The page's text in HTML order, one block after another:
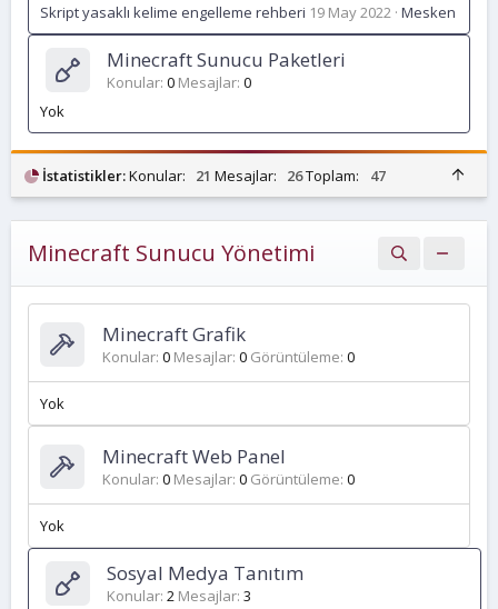
Skript yasaklı kelime engelleme rehberi 19 May 2022 Mesken
Minecraft Sunucu Paketleri
Konular 0 Mesajlar 0
Yok
İstatistikler:Konular: 21 Mesajlar: 26Toplam: 47
Minecraft Sunucu Yönetimi
Minecraft Grafik
Konular 0 Mesajlar 0 Görüntüleme 0
Yok
Minecraft Web Panel
Konular 0 Mesajlar 0 Görüntüleme 0
Yok
Sosyal Medya Tanıtım
Konular 2 Mesajlar 3